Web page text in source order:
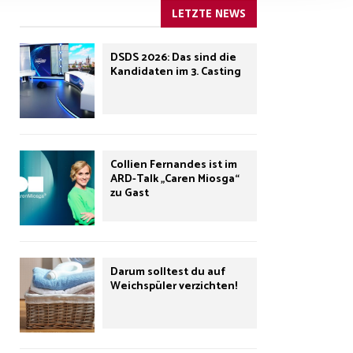
LETZTE NEWS
DSDS 2026: Das sind die
Kandidaten im 3. Casting
Collien Fernandes ist im
ARD-Talk „Caren Miosga“
zu Gast
Darum solltest du auf
Weichspüler verzichten!